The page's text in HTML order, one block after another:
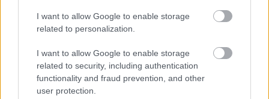
I want to allow Google to enable storage
related to personalization.
I want to allow Google to enable storage
related to security, including authentication
functionality and fraud prevention, and other
user protection.
> végszó & ami jön
Ilyen erős az év 42. víkendje még nem volt, s a hó
eleji rekord-forgalomhoz is nagyon közel került. A
Halloweensimán első lesz majd újfent, de érdekes
lesz figyelni, hogy a berobbanása okozta
sajtóvisszhang mennyire segíti meg, hogy elkerülje a